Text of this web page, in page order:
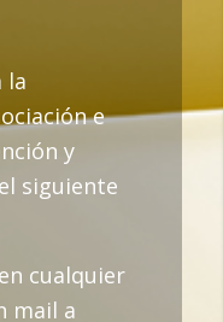
la
e
y
siguiente
cualquier
mail a